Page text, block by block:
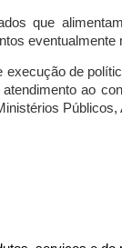
que
de
ao